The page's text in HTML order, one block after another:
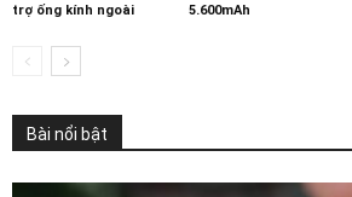
trợ ống kính ngoài
5.600mAh
Bài nổi bật